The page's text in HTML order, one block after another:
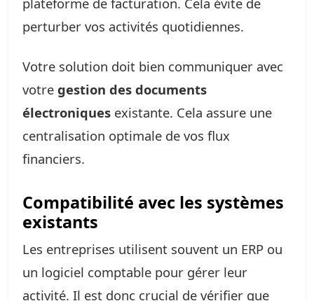
perturber vos activités quotidiennes.
Votre solution doit bien communiquer avec
votre gestion des documents
électroniques existante. Cela assure une
centralisation optimale de vos flux
financiers.
Compatibilité avec les systèmes
existants
Les entreprises utilisent souvent un ERP ou
un logiciel comptable pour gérer leur
activité. Il est donc crucial de vérifier que